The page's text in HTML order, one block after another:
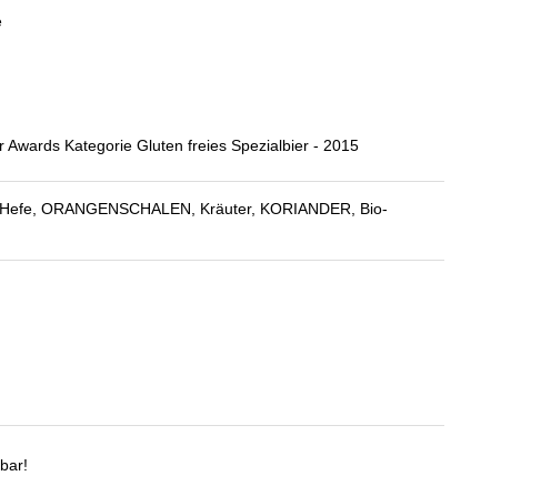
Awards Kategorie Gluten freies Spezialbier - 2015
ORANGENSCHALEN, Kräuter, KORIANDER, Bio-